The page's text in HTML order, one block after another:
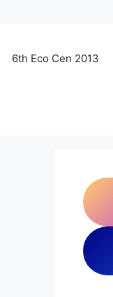
6th Eco Cen 2013